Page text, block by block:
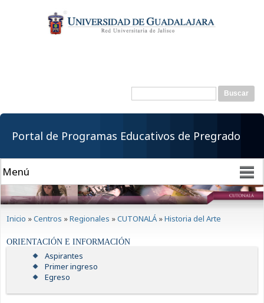
contenido
principal
Formulario de
Buscar
Portal de Programas Educativos de Pregrado
Inicio »Centros »Regionales »CUTONALÁ »Historia del Arte
ORIENTACIÓN E INFORMACIÓN
Aspirantes
Primer ingreso
Egreso